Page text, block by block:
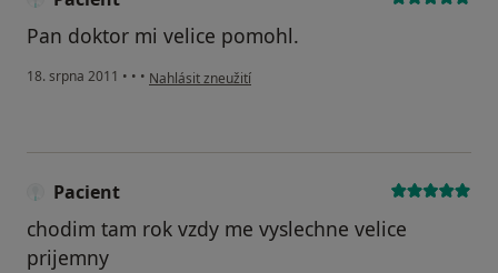
Pan doktor mi velice pomohl.
18. srpna 2011 • • • podle názoru uživatele Pacient
Nahlásit zneužití
Pacient
chodim tam rok vzdy me vyslechne velice
prijemny